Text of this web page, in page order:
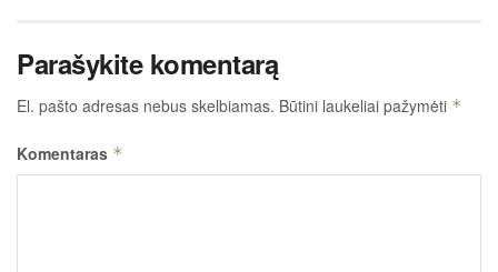
Parašykite komentarą
El. pašto adresas nebus skelbiamas. Būtini laukeliai pažymėti *
Komentaras *